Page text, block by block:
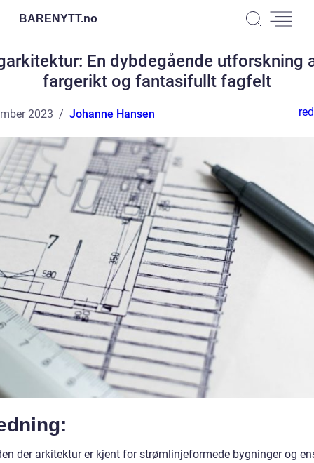
BARENYTT.no
En dybdegående utforskning
fargerikt og fantasifullt fagfelt
2023 Johanne Hansen
der arkitektur er kjent for strømlinjeformede bygninger og